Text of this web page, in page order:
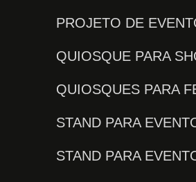
PROJETO DE
QUIOSQUE PARA
QUIOSQUES PARA
STAND PARA
STAND PARA